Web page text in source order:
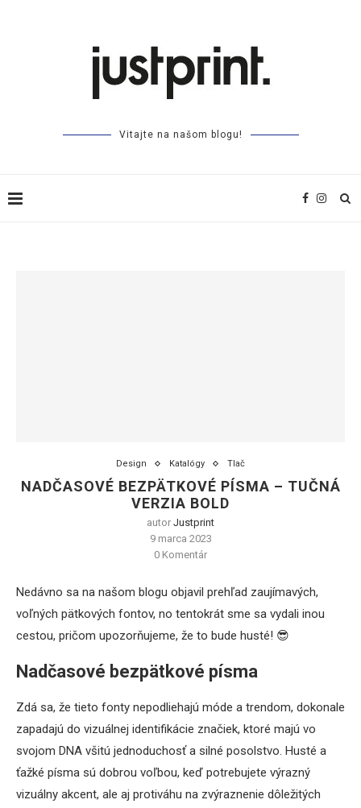
Vitajte na našom blogu!
Design Katalógy Tlač
NADČASOVÉ BEZPÄTKOVÉ PÍSMA – TUČNÁ
VERZIA BOLD
autor Justprint
9 marca 2023
0 Komentár
Nedávno sa na našom blogu objavil prehľad zaujímavých,
voľných pätkových fontov, no tentokrát sme sa vydali inou
cestou, pričom upozorňujeme, že to bude husté! 😎
Nadčasové bezpätkové písma
Zdá sa, že tieto fonty nepodliehajú móde a trendom, dokonale
zapadajú do vizuálnej identifikácie značiek, ktoré majú vo
svojom DNA všitú jednoduchosť a silné posolstvo. Husté a
ťažké písma sú dobrou voľbou, keď potrebujete výrazný
vizuálny akcent, ale aj protiváhu na zvýraznenie dôležitých